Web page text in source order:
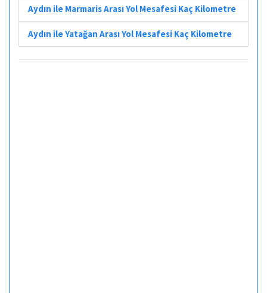
Aydın ile Marmaris Arası Yol Mesafesi Kaç Kilometre
Aydın ile Yatağan Arası Yol Mesafesi Kaç Kilometre